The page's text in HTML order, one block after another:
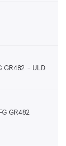
GR482 ULD
GR482